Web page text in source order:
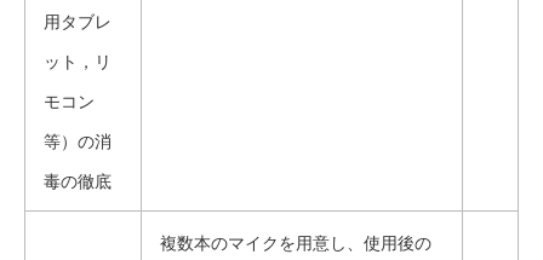
用タブレ
ット，リ
モコン
等）の消
毒の徹底
複数本のマイクを用意し、使用後の